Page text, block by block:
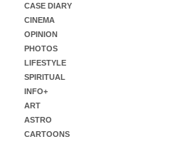
CASE DIARY
CINEMA
OPINION
PHOTOS
LIFESTYLE
SPIRITUAL
INFO+
ART
ASTRO
CARTOONS